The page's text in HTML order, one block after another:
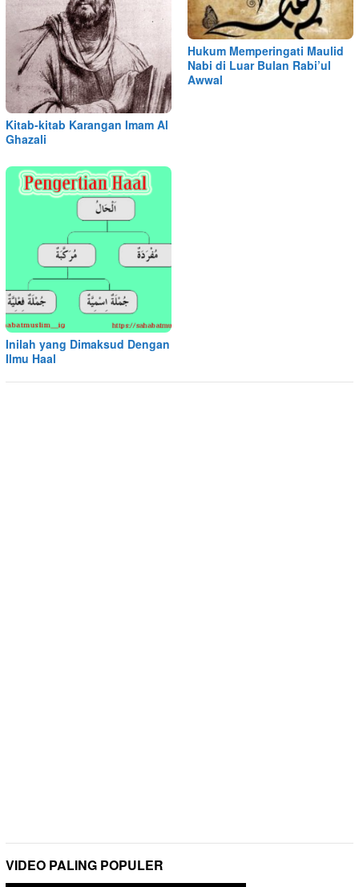
Kitab-kitab Karangan Imam Al
Ghazali
Hukum Memperingati Maulid
Nabi di Luar Bulan Rabi’ul
Awwal
Inilah yang Dimaksud Dengan
Ilmu Haal
VIDEO PALING POPULER